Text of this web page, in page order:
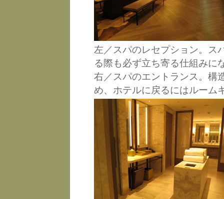
左／スパのレセプション。ス
る際も必ず立ち寄る仕組みに
右／スパのエントランス。構
め、ホテルに戻るにはルーム